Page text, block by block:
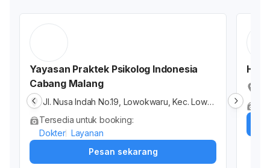
Yayasan Praktek Psikolog Indonesia
Cabang Malang
Jl. Nusa Indah No.19, Lowokwaru, Kec. Lowo
kwaru, Kota Malang, Jawa Timur, Indonesia
Tersedia untuk booking:
Dokter Layanan
Pesan sekarang